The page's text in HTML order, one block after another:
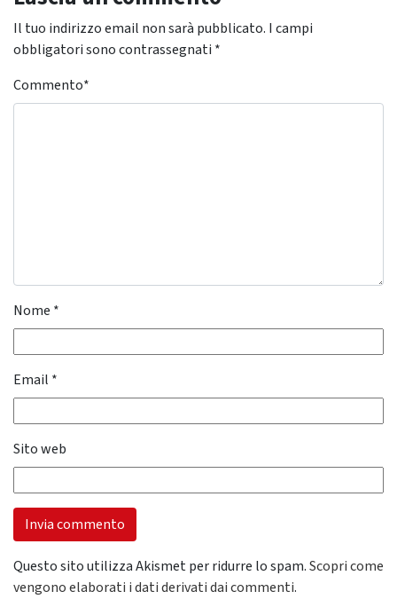
Il tuo indirizzo email non sarà pubblicato. I campi
obbligatori sono contrassegnati *
Commento*
Nome *
Email *
Sito web
Questo sito utilizza Akismet per ridurre lo spam.Scopri come
vengono elaborati i dati derivati dai commenti.